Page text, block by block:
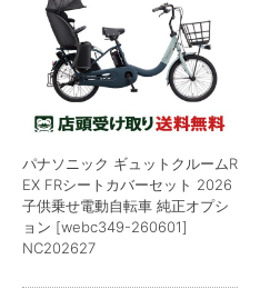
パナソニック ギュットクルームR
EX FRシートカバーセット 2026
子供乗せ電動自転車 純正オプシ
ョン [webc349-260601]
NC202627